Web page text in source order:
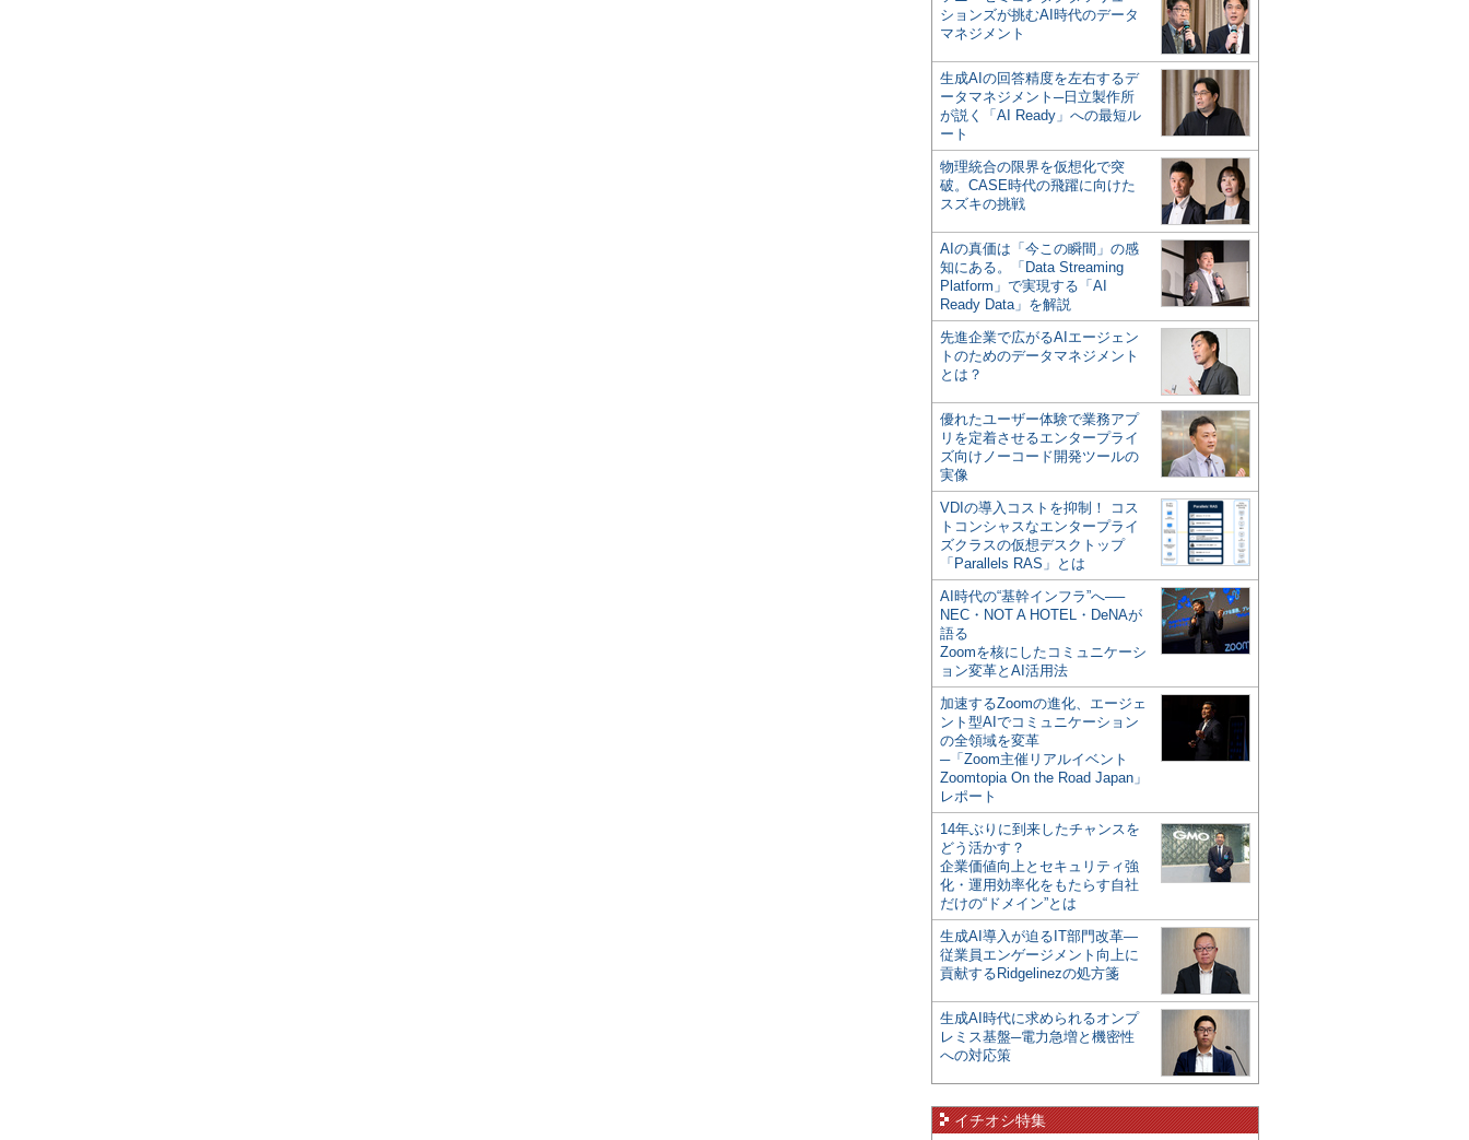
ションズが挑むAI時代のデータ
マネジメント
生成AIの回答精度を左右するデ
ータマネジメント─日立製作所
が説く「AI Ready」への最短ル
ート
物理統合の限界を仮想化で突
破。CASE時代の飛躍に向けた
スズキの挑戦
AIの真価は「今この瞬間」の感
知にある。「Data Streaming
Platform」で実現する「AI
Ready Data」を解説
先進企業で広がるAIエージェン
トのためのデータマネジメント
とは？
優れたユーザー体験で業務アプ
リを定着させるエンタープライ
ズ向けノーコード開発ツールの
実像
VDIの導入コストを抑制！ コス
トコンシャスなエンタープライ
ズクラスの仮想デスクトップ
「Parallels RAS」とは
AI時代の“基幹インフラ”へ──
NEC・NOT A HOTEL・DeNAが
語る
Zoomを核にしたコミュニケーシ
ョン変革とAI活用法
加速するZoomの進化、エージェ
ント型AIでコミュニケーション
の全領域を変革
─「Zoom主催リアルイベント
Zoomtopia On the Road Japan」
レポート
14年ぶりに到来したチャンスを
どう活かす？
企業価値向上とセキュリティ強
化・運用効率化をもたらす自社
だけの“ドメイン”とは
生成AI導入が迫るIT部門改革―
従業員エンゲージメント向上に
貢献するRidgelinezの処方箋
生成AI時代に求められるオンプ
レミス基盤─電力急増と機密性
への対応策
イチオシ特集